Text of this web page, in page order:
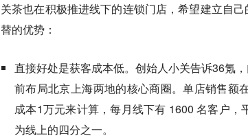
关茶也在积极推进线下的连锁门店，希望建立自
替的优势：
直接好处是获客成本低。创始人小关告诉36氪，
前布局北京上海两地的核心商圈。单店销售额
成本1万元来计算，每月线下有 1600 名客户，
为线上的四分之一。